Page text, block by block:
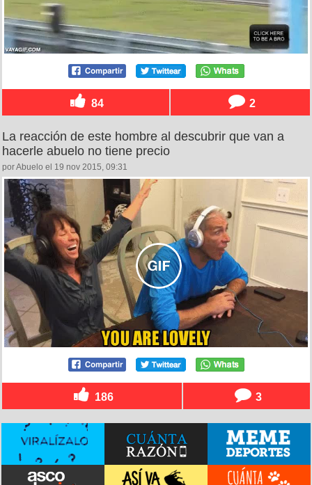
84 2
La reacción de este hombre al descubrir que van a
hacerle abuelo no tiene precio
por Abuelo el 19 nov 2015, 09:31
186 3